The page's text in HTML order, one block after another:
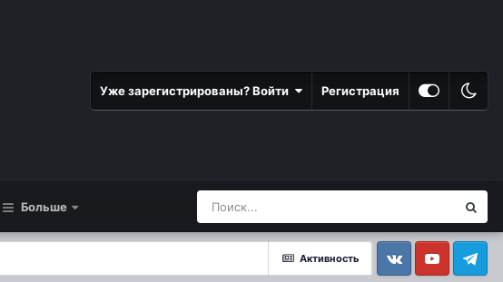
Уже зарегистрированы? Войти Регистрация
Больше
Активность
VkontakteYouTube Telegram